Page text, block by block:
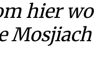
hier